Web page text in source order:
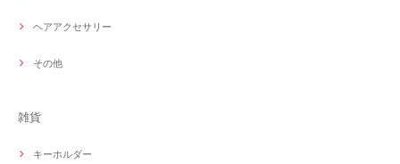
ヘアアクセサリー
その他
雑貨
キーホルダー